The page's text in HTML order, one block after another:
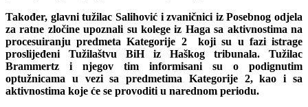
Također, glavni tužilac Salihović i zvaničnici iz Posebnog odjela
za ratne zločine upoznali su kolege iz Haga sa aktivnostima na
procesuiranju predmeta Kategorije 2 koji su u fazi istrage
proslijeđeni Tužilaštvu BiH iz Haškog tribunala. Tužilac
Brammertz i njegov tim informisani su o podignutim
optužnicama u vezi sa predmetima Kategorije 2, kao i sa
aktivnostima koje će se provoditi u narednom periodu.